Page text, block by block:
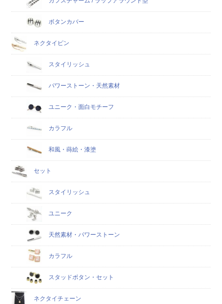
ボタンカバー
ネクタイピン
スタイリッシュ
パワーストーン・天然素材
ユニーク・面白モチーフ
カラフル
和風・蒔絵・漆塗
セット
スタイリッシュ
ユニーク
天然素材・パワーストーン
カラフル
スタッドボタン・セット
ネクタイチェーン